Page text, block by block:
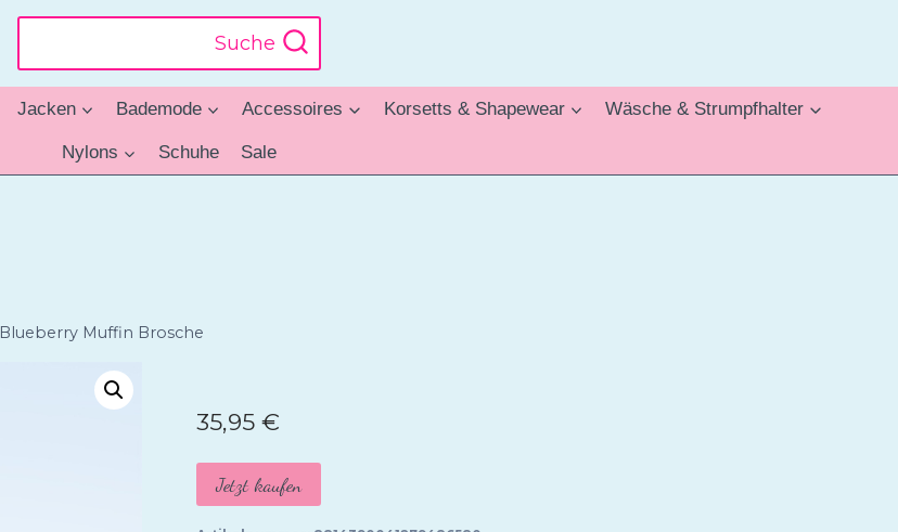
Suche
Jacken Bademode Accessoires Korsetts & Shapewear Wäsche & Strumpfhalter
Nylons Schuhe Sale
Blueberry Muffin Brosche
35,95 €
Jetzt kaufen